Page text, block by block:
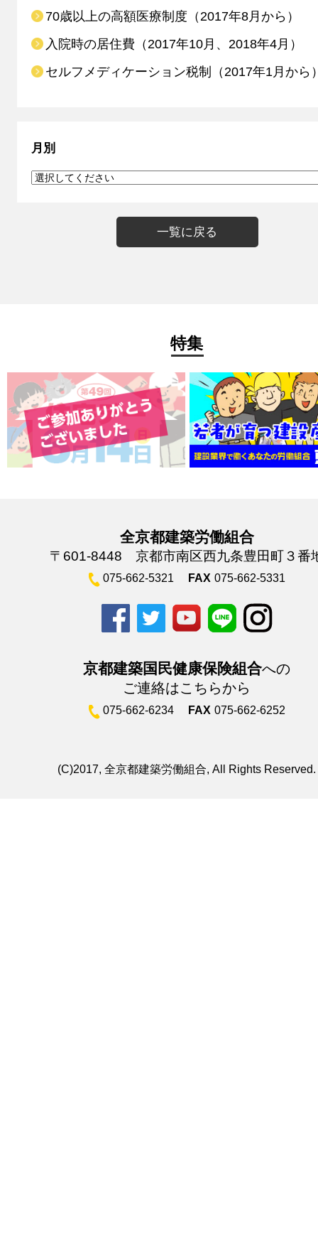
70歳以上の高額医療制度（2017年8月から）
入院時の居住費（2017年10月、2018年4月）
セルフメディケーション税制（2017年1月から
月別
一覧に戻る
特集
全京都建築労働組合
〒601-8448 京都市南区西九条豊田町３番
075-662-5321 FAX 075-662-5331
京都建築国民健康保険組合への
ご連絡はこちらから
075-662-6234 FAX 075-662-6252
(C)2017, 全京都建築労働組合, All Rights Reserved.